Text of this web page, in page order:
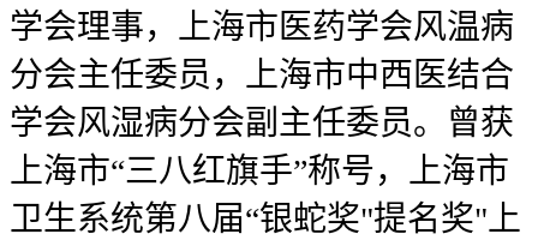
学会理事，上海市医药学会风温病
分会主任委员，上海市中西医结合
学会风湿病分会副主任委员。曾获
上海市“三八红旗手”称号，上海市
卫生系统第八届“银蛇奖"提名奖"上